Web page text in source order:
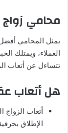
محامي زواج
يمثل المحامي
العملاء، ويمتلك
تتساءل عن أتعاب
هل أتعاب
أتعاب الزواج
الإطلاق